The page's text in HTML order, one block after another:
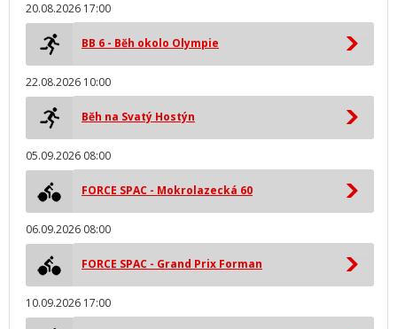
20.08.2026 17:00
BB 6 - Běh okolo Olympie
22.08.2026 10:00
Běh na Svatý Hostýn
05.09.2026 08:00
FORCE SPAC - Mokrolazecká 60
06.09.2026 08:00
FORCE SPAC - Grand Prix Forman
10.09.2026 17:00